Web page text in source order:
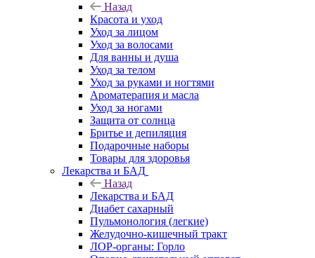
Назад
Красота и уход
Уход за лицом
Уход за волосами
Для ванны и душа
Уход за телом
Уход за руками и ногтями
Ароматерапия и масла
Уход за ногами
Защита от солнца
Бритье и депиляция
Подарочные наборы
Товары для здоровья
Лекарства и БАД
Назад
Лекарства и БАД
Диабет сахарный
Пульмонология (легкие)
Желудочно-кишечный тракт
ЛОР-органы: Горло